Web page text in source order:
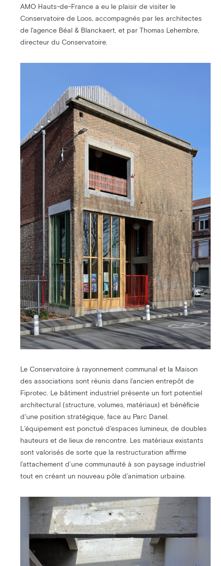
AMO Hauts-de-France a eu le plaisir de visiter le
Conservatoire de Loos, accompagnés par les architectes
de l'agence Béal & Blanckaert, et par Thomas Lehembre,
directeur du Conservatoire.
Le Conservatoire à rayonnement communal et la Maison
des associations sont réunis dans l’ancien entrepôt de
Fiprotec. Le bâtiment industriel présente un fort potentiel
architectural (structure, volumes, matériaux) et bénéficie
d'une position stratégique, face au Parc Danel.
L'équipement est ponctué d'espaces lumineux, de doubles
hauteurs et de lieux de rencontre. Les matériaux existants
sont valorisés de sorte que la restructuration affirme
l’attachement d’une communauté à son paysage industriel
tout en créant un nouveau pôle d’animation urbaine.